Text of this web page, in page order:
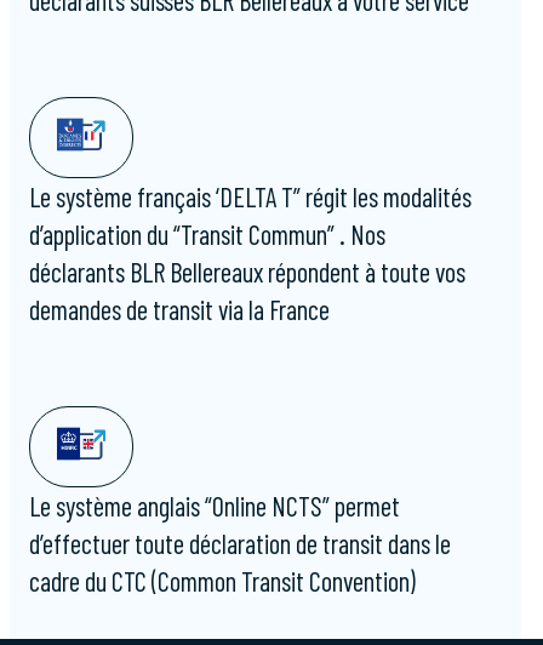
Le système français ‘DELTA T” régit les modalités
d’application du “Transit Commun” . Nos
déclarants BLR Bellereaux répondent à toute vos
demandes de transit via la France
Le système anglais “Online NCTS” permet
d’effectuer toute déclaration de transit dans le
cadre du CTC (Common Transit Convention)